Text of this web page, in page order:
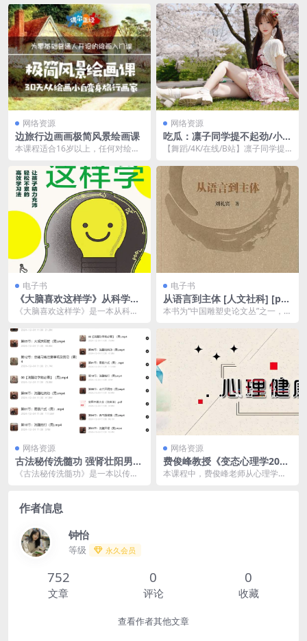
和生动的叙述方式，为...
罗曼史故事，该队...
网络资源
边旅行边画画极简风景绘画课
本课程适合16岁以上，任何对绘画
有上限， 只要你...
网络资源
吃瓜：凛子同学提不起劲/小怡
loli 72V+23V+14V–24.02G
【舞蹈/4K/在线/B站】凛子同学提
电子书
《大脑喜欢这样学》从科学的
角度揭开学习的内在逻辑。
《大脑喜欢这样学》是一本从科学
示大脑如何处理信息，...
电子书
从语言到主体 [ 人文社科] [pdf
+全格式]夸克网盘下载
本书为“中国雕塑史论文丛”之一，本
术批评、美术策...
网络资源
古法秘传洗髓功 强肾壮阳男性
必备
《古法秘传洗髓功》是一本以传统
网络资源
费俊峰教授《变态心理学20
讲》百度网盘下载
本课程中，费俊峰老师从心理学角
作者信息
钟怡
等级 永久会员
752
文章
0
评论
0
收藏
查看作者其他文章